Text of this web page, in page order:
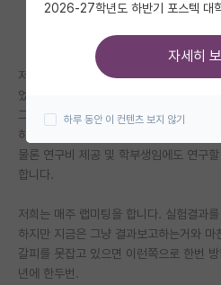
미국 유학 게시판
미국 대학원 합격 후기 게시판
대학원 합격 후기 게시판
연구실(PI) 홍보 게시판
임용 정보 게시판
학부 인턴 게시판
저는 학부생때 인턴 1년, 석사 2년을 포
었습니다.
그간 저는 남들보다 조금 더 결과를 잘 냈
하지만 저는 그게 지도교수님이 지도를
물론 연구비 제공 및 학부생임에도 연구
합니다.
저희는 매주 랩미팅을 합니다. 실험결과
하지만 지금은 그냥 결과보고하는거와 마
갈피를 못잡고 있으면 이런쪽으로 한번
년에 한두번.
2026-27학년도 하반기 포스텍 대
자세히 보
하루 동안 이 컨텐츠 보지 않기